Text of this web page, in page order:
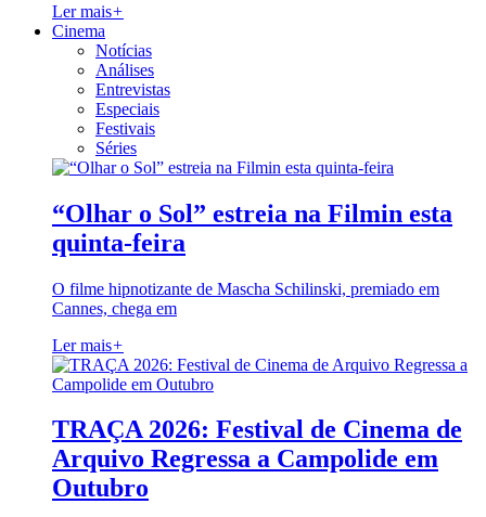
Ler mais+
Cinema
Notícias
Análises
Entrevistas
Especiais
Festivais
Séries
“Olhar o Sol” estreia na Filmin esta
quinta-feira
O filme hipnotizante de Mascha Schilinski, premiado em
Cannes, chega em
Ler mais+
TRAÇA 2026: Festival de Cinema de
Arquivo Regressa a Campolide em
Outubro